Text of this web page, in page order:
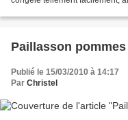
Paillasson
Publié le 15/03/2010 à 14:17
Par Christel